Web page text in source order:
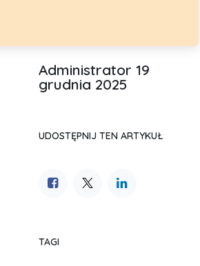
Administrator 19
grudnia 2025
UDOSTĘPNIJ TEN ARTYKUŁ
TAGI